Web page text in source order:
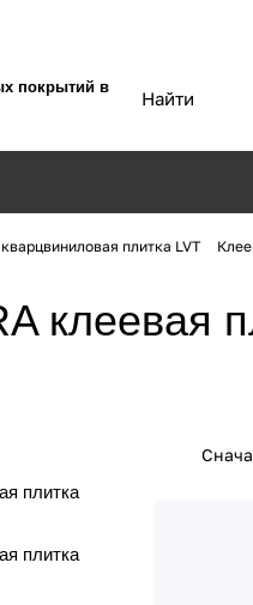
покрытий в
плитка LVT
клеевая
плитка
плитка